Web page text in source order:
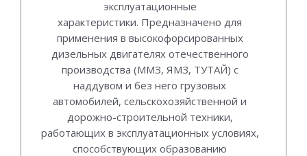
эксплуатационные
характеристики. Предназначено для
применения в высокофорсированных
дизельных двигателях отечественного
производства (ММЗ, ЯМЗ, ТУТАЙ) с
наддувом и без него грузовых
автомобилей, сельскохозяйственной и
дорожно-строительной техники,
работающих в эксплуатационных условиях,
способствующих образованию